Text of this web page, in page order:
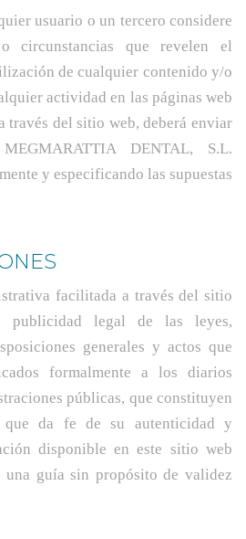
usuario o un tercero considere
circunstancias que revelen el
de cualquier contenido y/o
actividad en las páginas web
través del sitio web, deberá enviar
DENTAL, S.L.
y especificando las supuestas
facilitada a través del sitio
publicidad legal de las leyes,
generales y actos que
formalmente a los diarios
públicas, que constituyen
que da fe de su autenticidad y
disponible en este sitio web
una guía sin propósito de validez